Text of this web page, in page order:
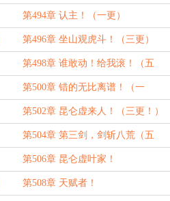
第494章 认主！（一更）
第496章 坐山观虎斗！（三更）
第498章 谁敢动！给我滚！（五
更！）
第500章 错的无比离谱！（一
更！）
第502章 昆仑虚来人！（三更！）
第504章 第三剑，剑斩八荒（五
更）
第506章 昆仑虚叶家！
第508章 天赋者！